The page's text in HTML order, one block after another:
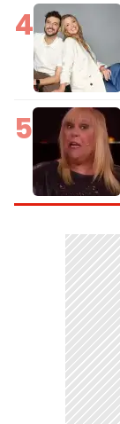
4
5